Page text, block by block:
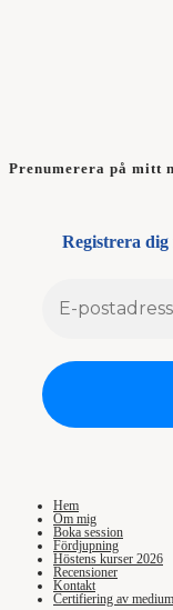
Prenumerera på mitt
Registrera
Hem
Om mig
Boka session
Fördjupning
Höstens kurser 2026
Recensioner
Kontakt
Certifiering av